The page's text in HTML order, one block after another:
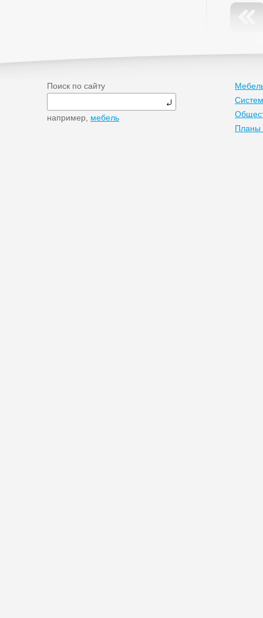
Поиск по сайту
например, мебель
Планы